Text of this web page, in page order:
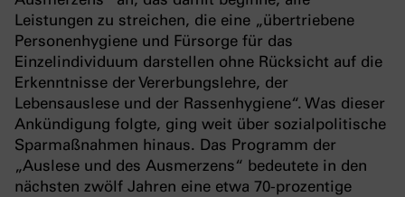
Leistungen zu streichen, die eine „übertriebene
Personenhygiene und Fürsorge für das
Einzelindividuum darstellen ohne Rücksicht auf die
Erkenntnisse der Vererbungslehre, der
Lebensauslese und der Rassenhygiene“. Was dieser
Ankündigung folgte, ging weit über sozialpolitische
Sparmaßnahmen hinaus. Das Programm der
„Auslese und des Ausmerzens“ bedeutete in den
nächsten zwölf Jahren eine etwa 70-prozentige